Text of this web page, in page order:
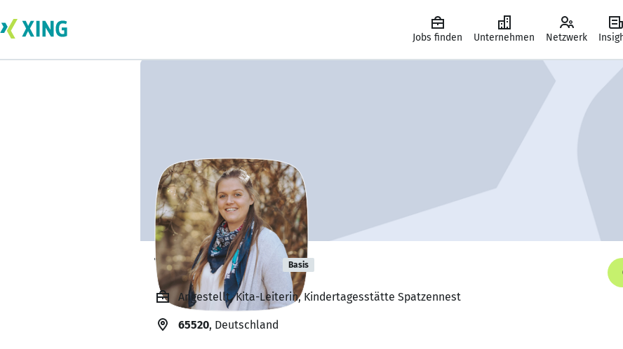
Jobs finden Unternehmen Netzwerk
Tamara Elsing Basis
Angestellt, Kita-Leiterin, Kindertagesstätte Spatzennest
65520, Deutschland